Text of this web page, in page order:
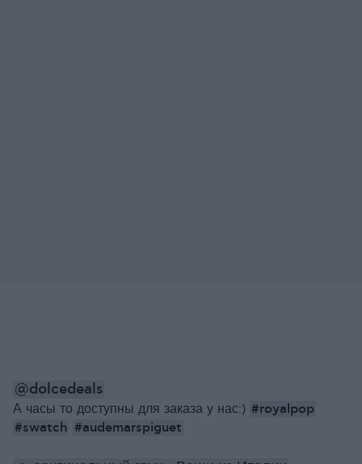
@dolcedeals
А часы то доступны для заказа у нас:) #royalpop
#swatch #audemarspiguet